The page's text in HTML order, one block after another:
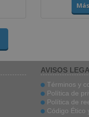
AVISOS
Términos y
Política de
Política de
Código Ético